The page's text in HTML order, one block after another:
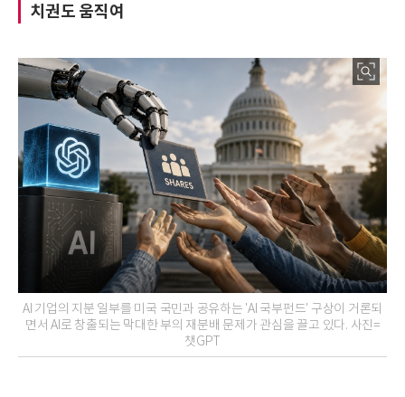
치권도 움직여
AI 기업의 지분 일부를 미국 국민과 공유하는 'AI 국부펀드' 구상이 거론되
면서 AI로 창출되는 막대한 부의 재분배 문제가 관심을 끌고 있다. 사진=
챗GPT